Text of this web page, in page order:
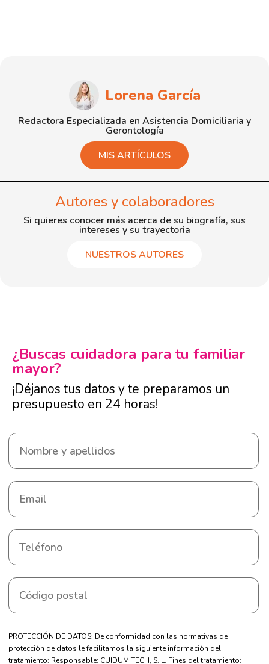
Lorena García
Redactora Especializada en Asistencia Domiciliaria y
Gerontología
MIS ARTÍCULOS
Autores y colaboradores
Si quieres conocer más acerca de su biografía, sus
intereses y su trayectoria
NUESTROS AUTORES
¿Buscas cuidadora para tu familiar
mayor?
¡Déjanos tus datos y te preparamos un
presupuesto en 24 horas!
PROTECCIÓN DE DATOS: De conformidad con las normativas de
protección de datos le facilitamos la siguiente información del
tratamiento: Responsable: CUIDUM TECH, S. L. Fines del tratamiento: